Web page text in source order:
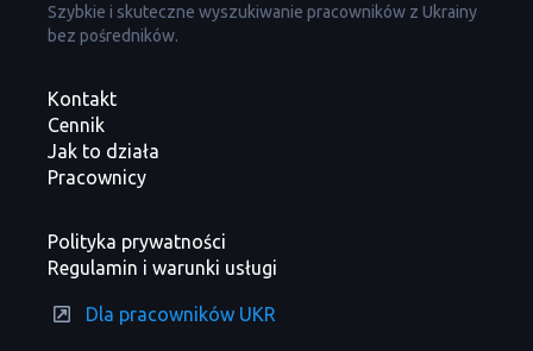
Szybkie i skuteczne wyszukiwanie pracowników z Ukrainy
bez pośredników.
Kontakt
Cennik
Jak to działa
Pracownicy
Polityka prywatności
Regulamin i warunki usługi
Dla pracowników UKR